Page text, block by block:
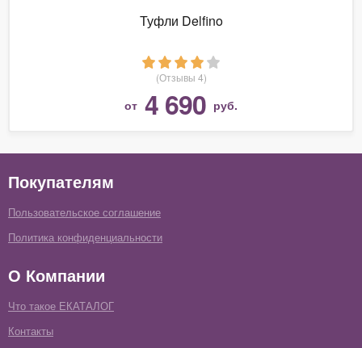
Туфли Delfino
(Отзывы 4)
от 4 690 руб.
Покупателям
Пользовательское соглашение
Политика конфиденциальности
О Компании
Что такое ЕКАТАЛОГ
Контакты